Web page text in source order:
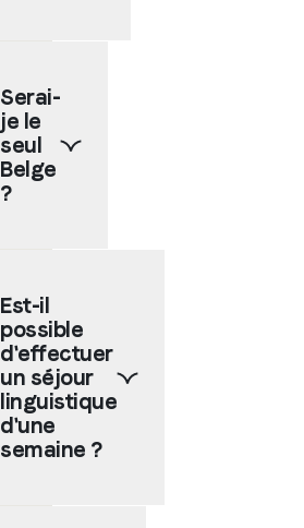
écoles
partenaires
permettent
de
faire
au
long
de
l'année.
La
plupart
vont
proposer
Serai-
je le
seul
Belge
?
linguistiques
sont
des
programmes
très
populaires,
nous
Est-il
possible
d'effectuer
un séjour
linguistique
d'une
semaine ?